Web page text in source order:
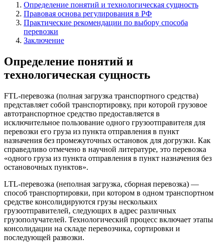
Определение понятий и технологическая сущность
Правовая основа регулирования в РФ
Практические рекомендации по выбору способа
перевозки
Заключение
Определение понятий и
технологическая сущность
FTL-перевозка (полная загрузка транспортного средства)
представляет собой транспортировку, при которой грузовое
автотранспортное средство предоставляется в
исключительное пользование одного грузоотправителя для
перевозки его груза из пункта отправления в пункт
назначения без промежуточных остановок для догрузки. Как
справедливо отмечено в научной литературе, это перевозка
«одного груза из пункта отправления в пункт назначения без
остановочных пунктов».
LTL-перевозка (неполная загрузка, сборная перевозка) —
способ транспортировки, при котором в одном транспортном
средстве консолидируются грузы нескольких
грузоотправителей, следующих в адрес различных
грузополучателей. Технологический процесс включает этапы
консолидации на складе перевозчика, сортировки и
последующей развозки.